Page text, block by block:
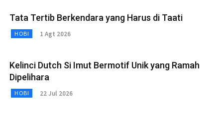
Tata Tertib Berkendara yang Harus di Taati
HOBI 1 Agt 2026
Kelinci Dutch Si Imut Bermotif Unik yang Ramah
Dipelihara
HOBI 22 Jul 2026